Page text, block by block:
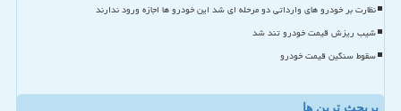
نظارت بر خودرو های وارداتی دو مرحله ای شد این خودرو ها اجازه ورود ندارند
شیب ریزش قیمت خودرو تند شد
سقوط سنگین قیمت خودرو
پربحث ترین ها